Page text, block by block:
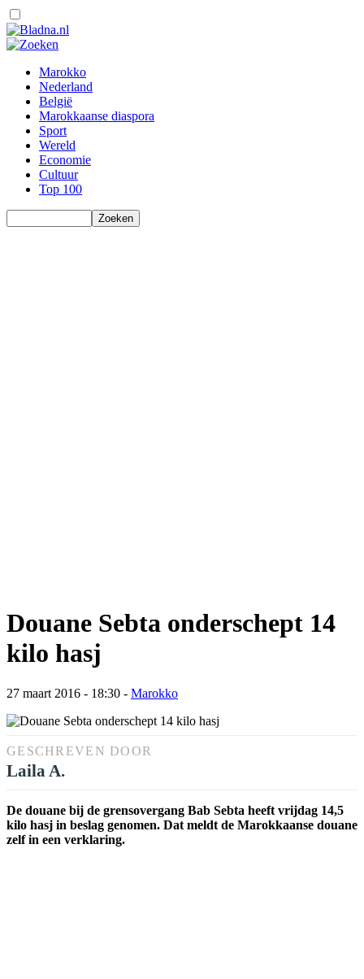
Marokko
Nederland
België
Marokkaanse diaspora
Sport
Wereld
Economie
Cultuur
Top 100
Douane Sebta onderschept 14
kilo hasj
27 maart 2016 - 18:30 - Marokko
GESCHREVEN DOOR
Laila A.
De douane bij de grensovergang Bab Sebta heeft vrijdag 14,5
kilo hasj in beslag genomen. Dat meldt de Marokkaanse douane
zelf in een verklaring.